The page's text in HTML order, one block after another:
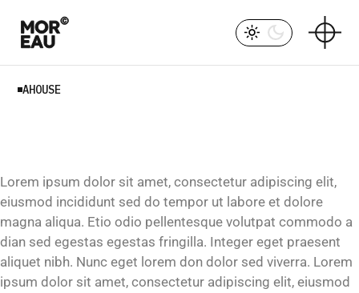
AHOUSE
Lorem ipsum dolor sit amet, consectetur adipiscing elit,
eiusmod incididunt sed do tempor ut labore et dolore
magna aliqua. Etio odio pellentesque volutpat commodo a
dian sed egestas egestas fringilla. Integer eget praesent
aliquet nibh. Nunc eget lorem don dolor sed viverra. Lorem
ipsum dolor sit amet, consectetur adipiscing elit, eiusmod